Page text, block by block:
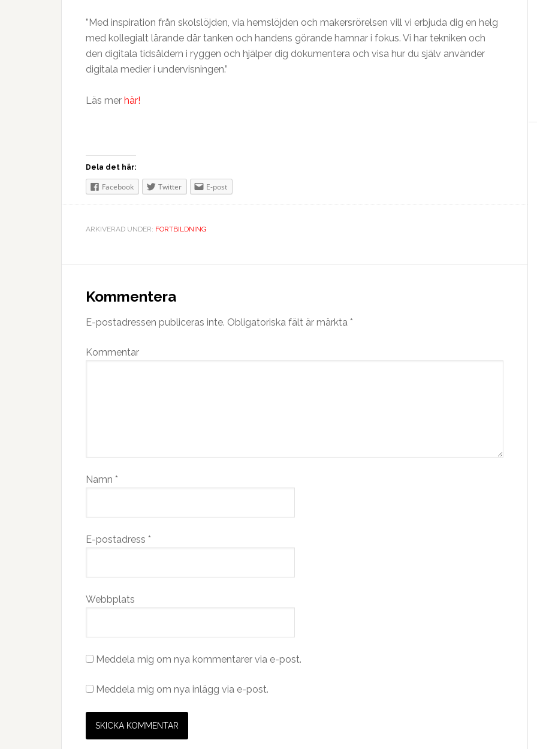
”Med inspiration från skolslöjden, via hemslöjden och makersrörelsen vill vi erbjuda dig en helg
med kollegialt lärande där tanken och handens görande hamnar i fokus. Vi har tekniken och
den digitala tidsåldern i ryggen och hjälper dig dokumentera och visa hur du själv använder
digitala medier i undervisningen.”
Läs mer här!
Dela det här:
Facebook Twitter E-post
ARKIVERAD UNDER: FORTBILDNING
Kommentera
E-postadressen publiceras inte. Obligatoriska fält är märkta *
Kommentar
Namn *
E-postadress *
Webbplats
Meddela mig om nya kommentarer via e-post.
Meddela mig om nya inlägg via e-post.